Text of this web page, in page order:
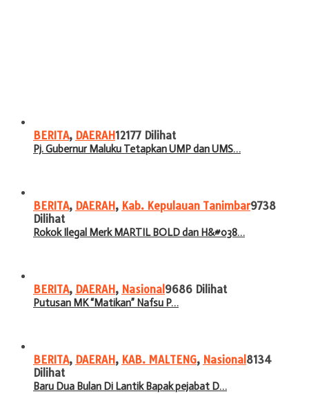
BERITA, DAERAH12177 Dilihat
Pj. Gubernur Maluku Tetapkan UMP dan UMS…
BERITA, DAERAH, Kab. Kepulauan Tanimbar9738
Dilihat
Rokok Ilegal Merk MARTIL BOLD dan H&#038…
BERITA, DAERAH, Nasional 9686 Dilihat
Putusan MK “Matikan” Nafsu P…
BERITA, DAERAH, KAB. MALTENG, Nasional 8134
Dilihat
Baru Dua Bulan Di Lantik Bapak pejabat D…